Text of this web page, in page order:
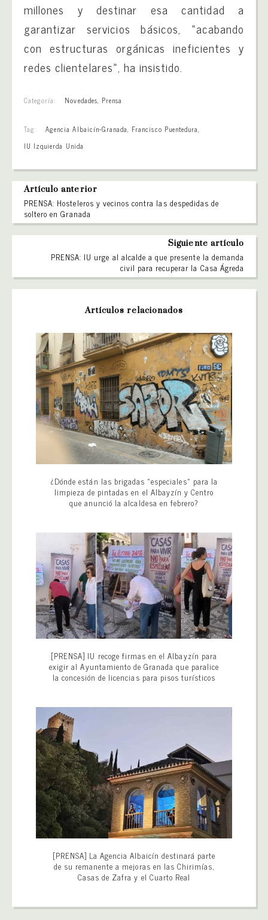
millones y destinar esa cantidad a
garantizar servicios básicos, «acabando
con estructuras orgánicas ineficientes y
redes clientelares», ha insistido.
Categoría: Novedades, Prensa
Tag: Agencia Albaicín-Granada, Francisco Puentedura,
IU Izquierda Unida
Artículo anterior
PRENSA: Hosteleros y vecinos contra las despedidas de
soltero en Granada
Siguiente artículo
PRENSA: IU urge al alcalde a que presente la demanda
civil para recuperar la Casa Ágreda
Artículos relacionados
¿Dónde están las brigadas «especiales» para la
limpieza de pintadas en el Albayzín y Centro
que anunció la alcaldesa en febrero?
[PRENSA] IU recoge firmas en el Albayzín para
exigir al Ayuntamiento de Granada que paralice
la concesión de licencias para pisos turísticos
[PRENSA] La Agencia Albaicín destinará parte
de su remanente a mejoras en las Chirimías,
Casas de Zafra y el Cuarto Real